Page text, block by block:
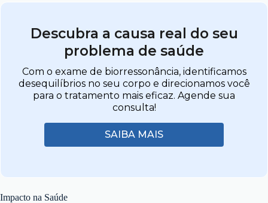
Descubra a causa real do seu
problema de saúde
Com o exame de biorressonância, identificamos
desequilíbrios no seu corpo e direcionamos você
para o tratamento mais eficaz. Agende sua
consulta!
SAIBA MAIS
Impacto na Saúde